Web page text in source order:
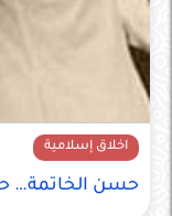
اخلاق إسلامية
حسن الخاتمة…